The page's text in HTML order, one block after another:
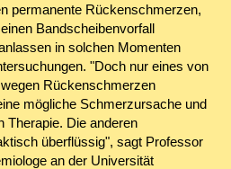
permanente Rückenschmerzen,
Bandscheibenvorfall
in solchen Momenten
"Doch nur eines von
Rückenschmerzen
mögliche Schmerzursache und
Therapie. Die anderen
überflüssig", sagt Professor
an der Universität